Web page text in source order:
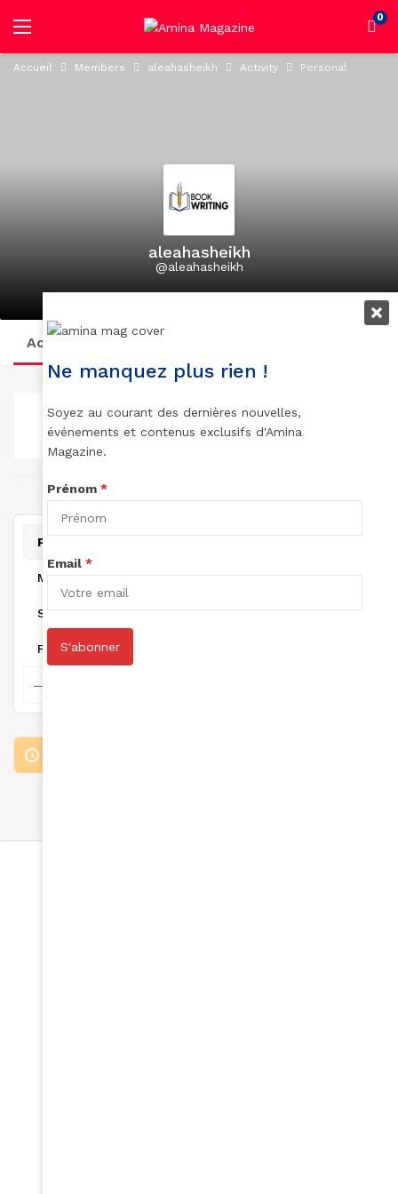
0
Accueil Members aleahasheikh Activity Personal
aleahasheikh
@aleahasheikh
Activity Profile
TOTAL DES
LECTURES:
0
TOTAL DES
0
TOTAL POINTS:
Personal
Mentions
Suivi
Favorites
Ne manquez plus rien !
Soyez au courant des dernières nouvelles,
événements et contenus exclusifs d'Amina
Magazine.
Prénom *
Email *
S'abonner